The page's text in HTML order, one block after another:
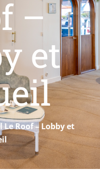
–
et
Le Roof – Lobby et